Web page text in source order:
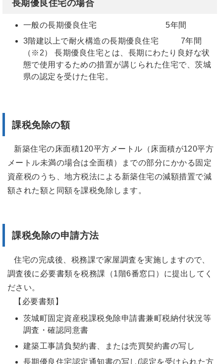
長期優良住宅の場合
一般の長期優良住宅 5年間
3階建以上で耐火構造の長期優良住宅 7年間
（※2） 長期優良住宅とは、長期にわたり良好な状
態で使用するための措置が講じられた住宅で、茨城
県の認定を受けた住宅。
課税免除の額
新築住宅の床面積120平方メートル（床面積が120平方
メートル未満の場合は全面積）までの部分にかかる固定
資産税のうち、地方税法による新築住宅の減額措置で減
額された額と同額を課税免除します。
課税免除の申請方法
住宅の完成後、税務課で家屋調査を実施しますので、
調査後に必要書類を税務課（1階6番窓口）に提出してく
ださい。
【必要書類】
茨城町固定資産税課税免除申請書兼町税納付状況等
調査・確認同意書
建築工事請負契約書、または売買契約書の写し
長期優良住宅認定通知書の写し(認定を受けられた方